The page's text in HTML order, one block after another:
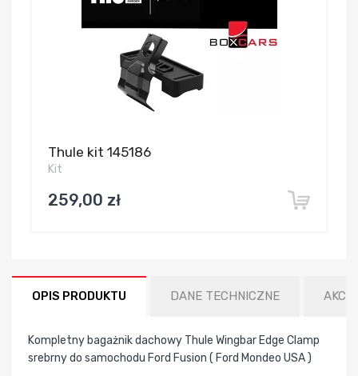
Thule kit 145186
Kit
259,00 zł
OPIS PRODUKTU DANE TECHNICZNE
Kompletny bagażnik dachowy Thule Wingbar Edge Clamp
srebrny do samochodu Ford Fusion ( Ford Mondeo USA )